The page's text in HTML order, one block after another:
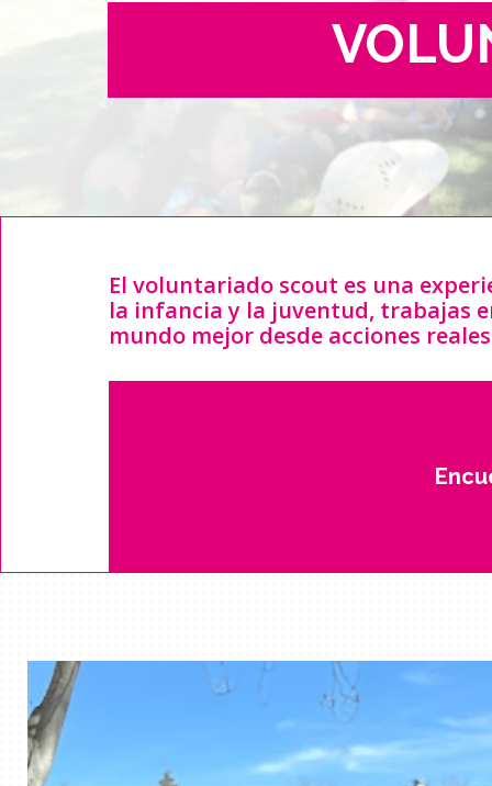
El voluntariado scout es una
la infancia y la juventud, trabajas
mundo mejor desde acciones